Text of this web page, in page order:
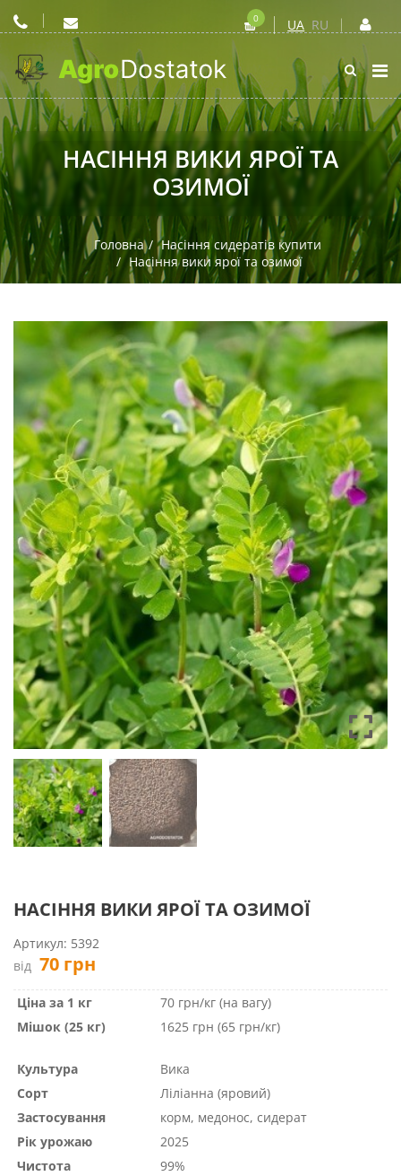
UA RU
0
НАСІННЯ ВИКИ ЯРОЇ ТА
ОЗИМОЇ
Головна
Насіння сидератів купити
Насіння вики ярої та озимої
НАСІННЯ ВИКИ ЯРОЇ ТА ОЗИМОЇ
Артикул: 5392
від 70 грн
Ціна за 1 кг
70 грн/кг (на вагу)
Мішок (25 кг)
1625 грн (65 грн/кг)
Культура
Вика
Сорт
Ліліанна (яровий)
Застосування
корм, медонос, сидерат
Рік урожаю
2025
Чистота
99%